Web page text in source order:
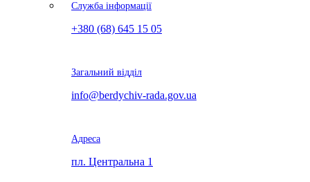
Служба інформації
+380 (68) 645 15 05
Загальний відділ
info@berdychiv-rada.gov.ua
Адреса
пл. Центральна 1